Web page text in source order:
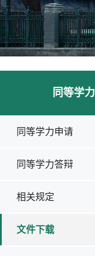
同等学力
同等学力申请
同等学力答辩
相关规定
文件下载